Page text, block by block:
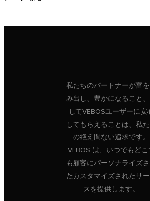
私たちのパートナーが富
み出し、豊かになること
してVEBOSユーザーに安
してもらえることは、私た
の絶え間ない追求です。
VEBOS は、いつでもどこ
も顧客にパーソナライズ
たカスタマイズされたサ
スを提供します。